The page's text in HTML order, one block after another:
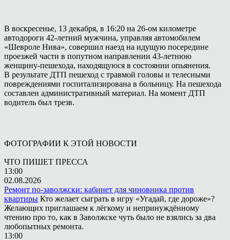
В воскресенье, 13 декабря, в 16:20 на 26-ом километре
автодороги 42-летний мужчина, управляя автомобилем
«Шевроле Нива», совершил наезд на идущую посередине
проезжей части в попутном направлении 43-летнюю
женщину-пешехода, находящуюся в состоянии опьянения.
В результате ДТП пешеход с травмой головы и телесными
повреждениями госпитализирована в больницу. На пешехода
составлен административный материал. На момент ДТП
водитель был трезв.
ФОТОГРАФИИ К ЭТОЙ НОВОСТИ
ЧТО ПИШЕТ ПРЕССА
13:00
02.08.2026
Ремонт по-заволжски: кабинет для чиновника против
квартиры Кто желает сыграть в игру «Угадай, где дороже»?
Желающих приглашаем к лёгкому и непринуждённому
чтению про то, как в Заволжске чуть было не взялись за два
любопытных ремонта.
13:00